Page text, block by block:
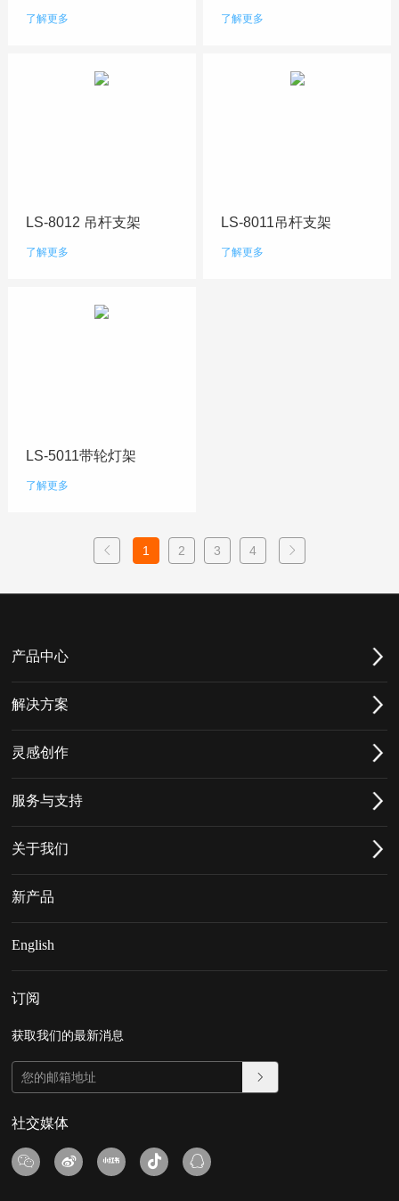
了解更多 了解更多
LS-8012 吊杆支架
了解更多
LS-8011吊杆支架
了解更多
LS-5011带轮灯架
了解更多
1 2 3 4
产品中心
解决方案
灵感创作
服务与支持
关于我们
新产品
English
订阅
获取我们的最新消息
社交媒体